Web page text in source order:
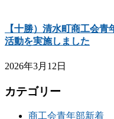
【十勝）清水町商工会
活動を実施しました
2026年3月12日
カテゴリー
商工会青年部新着